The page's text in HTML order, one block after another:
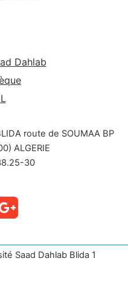
Dahlab
route de SOUMAA BP
ALGERIE
30
Saad Dahlab Blida 1